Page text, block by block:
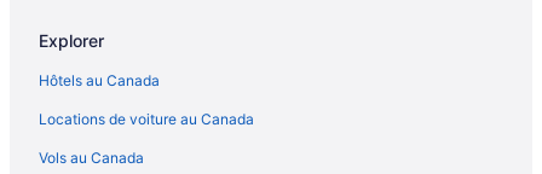
Explorer
Hôtels au Canada
Locations de voiture au Canada
Vols au Canada